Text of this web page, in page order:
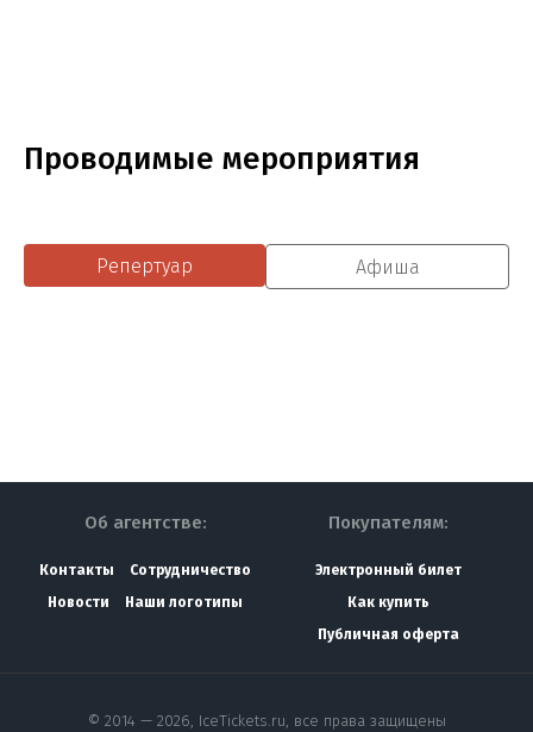
Проводимые мероприятия
Репертуар Афиша
Об агентстве:
Контакты
Сотрудничество
Новости
Наши логотипы
Покупателям:
Электронный билет
Как купить
Публичная оферта
© 2014 — 2026, IceTickets.ru, все права защищены